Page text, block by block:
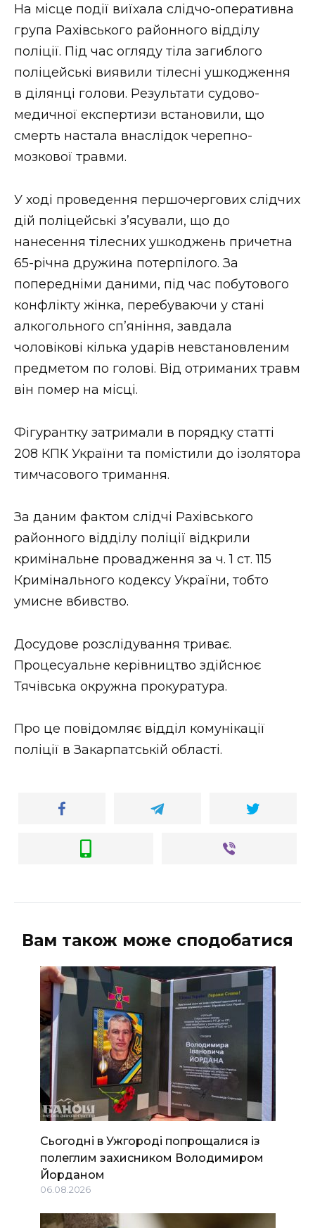
На місце події виїхала слідчо-оперативна
група Рахівського районного відділу
поліції. Під час огляду тіла загиблого
поліцейські виявили тілесні ушкодження
в ділянці голови. Результати судово-
медичної експертизи встановили, що
смерть настала внаслідок черепно-
мозкової травми.
У ході проведення першочергових слідчих
дій поліцейські зʼясували, що до
нанесення тілесних ушкоджень причетна
65-річна дружина потерпілого. За
попередніми даними, під час побутового
конфлікту жінка, перебуваючи у стані
алкогольного сп’яніння, завдала
чоловікові кілька ударів невстановленим
предметом по голові. Від отриманих травм
він помер на місці.
Фігурантку затримали в порядку статті
208 КПК України та помістили до ізолятора
тимчасового тримання.
За даним фактом слідчі Рахівського
районного відділу поліції відкрили
кримінальне провадження за ч. 1 ст. 115
Кримінального кодексу України, тобто
умисне вбивство.
Досудове розслідування триває.
Процесуальне керівництво здійснює
Тячівська окружна прокуратура.
Про це повідомляє відділ комунікації
поліції в Закарпатській області.
Вам також може сподобатися
Сьогодні в Ужгороді попрощалися із
полеглим захисником Володимиром
Йорданом
06.08.2026